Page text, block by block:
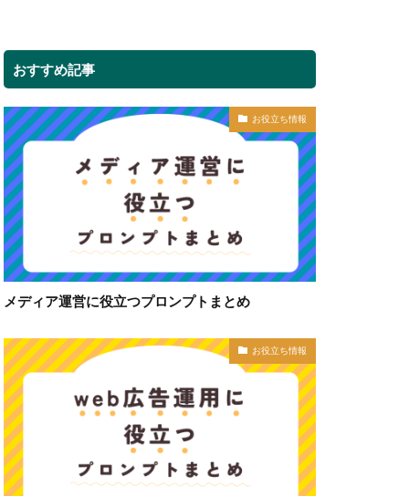
おすすめ記事
お役立ち情報
メディア運営に役立つプロンプトまとめ
お役立ち情報